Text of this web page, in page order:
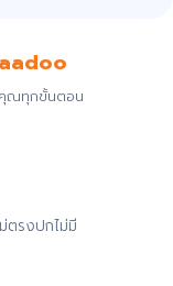
ณทุกขั้นตอน
ตรงปกไม่มี